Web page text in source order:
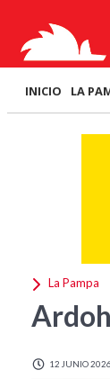
INICIO LA
La Pampa
12 JUNIO